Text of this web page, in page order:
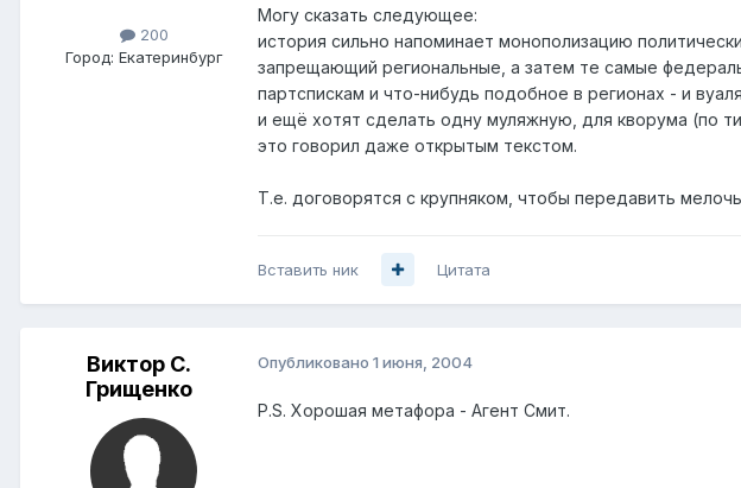
200
Город: Екатеринбург
Могу сказать следующее:
история сильно напоминает монополизацию
запрещающий региональные, а затем те самые
партспискам и что-нибудь подобное в регионах - и
и ещё хотят сделать одну муляжную, для кворума (по
это говорил даже открытым текстом.
Т.е. договорятся с крупняком, чтобы передавить
Вставить ник Цитата
Виктор С.
Грищенко
Опубликовано 1 июня, 2004
P.S. Хорошая метафора - Агент Смит.